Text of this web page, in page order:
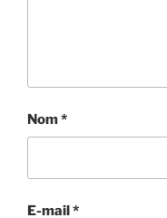
Nom*
E-mail*